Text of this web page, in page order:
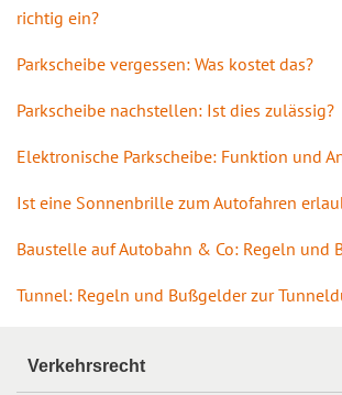
richtig ein?
Parkscheibe vergessen: Was kostet das?
Parkscheibe nachstellen: Ist dies zulässig?
Elektronische Parkscheibe: Funktion und
Ist eine Sonnenbrille zum Autofahren
Baustelle auf Autobahn & Co: Regeln und
Tunnel: Regeln und Bußgelder zur
Verkehrsrecht